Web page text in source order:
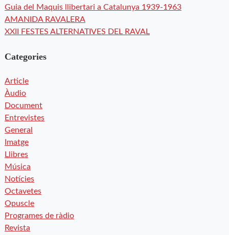
Guia del Maquis llibertari a Catalunya 1939-1963
AMANIDA RAVALERA
XXII FESTES ALTERNATIVES DEL RAVAL
Categories
Article
Àudio
Document
Entrevistes
General
Imatge
Llibres
Música
Notícies
Octavetes
Opuscle
Programes de ràdio
Revista